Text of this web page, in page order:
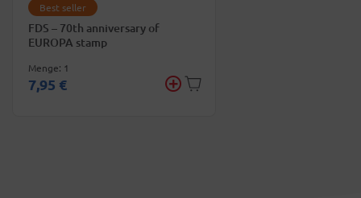
Best seller
FDS – 70th anniversary of
EUROPA stamp
Menge: 1
7,95 €